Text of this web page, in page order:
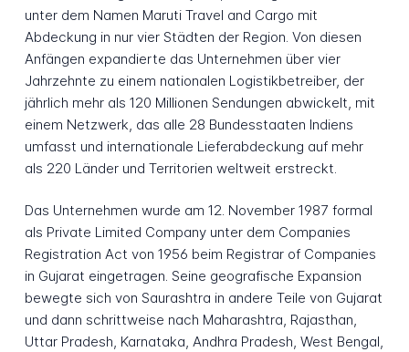
unter dem Namen Maruti Travel and Cargo mit
Abdeckung in nur vier Städten der Region. Von diesen
Anfängen expandierte das Unternehmen über vier
Jahrzehnte zu einem nationalen Logistikbetreiber, der
jährlich mehr als 120 Millionen Sendungen abwickelt, mit
einem Netzwerk, das alle 28 Bundesstaaten Indiens
umfasst und internationale Lieferabdeckung auf mehr
als 220 Länder und Territorien weltweit erstreckt.
Das Unternehmen wurde am 12. November 1987 formal
als Private Limited Company unter dem Companies
Registration Act von 1956 beim Registrar of Companies
in Gujarat eingetragen. Seine geografische Expansion
bewegte sich von Saurashtra in andere Teile von Gujarat
und dann schrittweise nach Maharashtra, Rajasthan,
Uttar Pradesh, Karnataka, Andhra Pradesh, West Bengal,